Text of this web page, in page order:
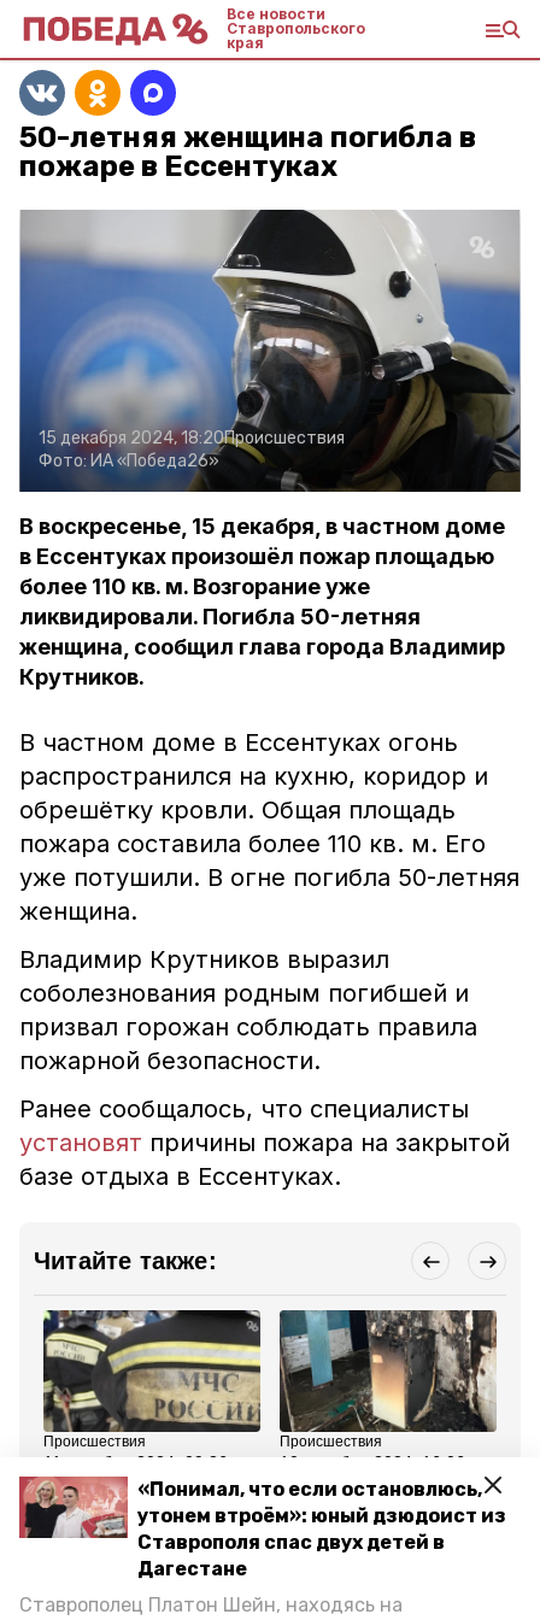
«Понимал, что если остановлюсь,
утонем втроём»: юный дзюдоист из
Ставрополя спас двух детей в
Дагестане
Ставрополец Платон Шейн, находясь на
Все новости
Ставропольского
края
50-летняя женщина погибла в
пожаре в Ессентуках
15 декабря 2024, 18:20Происшествия
Фото: ИА «Победа26»
В воскресенье, 15 декабря, в частном доме
в Ессентуках произошёл пожар площадью
более 110 кв. м. Возгорание уже
ликвидировали. Погибла 50-летняя
женщина, сообщил глава города Владимир
Крутников.
В частном доме в Ессентуках огонь
распространился на кухню, коридор и
обрешётку кровли. Общая площадь
пожара составила более 110 кв. м. Его
уже потушили. В огне погибла 50-летняя
женщина.
Владимир Крутников выразил
соболезнования родным погибшей и
призвал горожан соблюдать правила
пожарной безопасности.
Ранее сообщалось, что специалисты
установят причины пожара на закрытой
базе отдыха в Ессентуках.
Читайте также:
Происшествия
11 декабря 2024, 09:36
Пожар на закрытой базе
в Ессентуках
локализовали на
площади 400 кв. м
Происшествия
10 декабря 2024, 16:06
Неисправный
холодильник стал
причиной пожара в
ставропольской
квартире
Все новости